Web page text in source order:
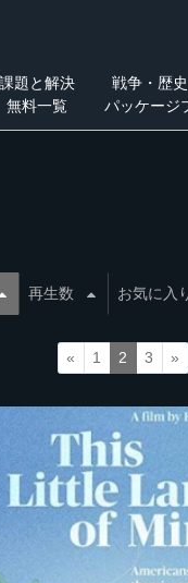
題と解決 戦争・歴史
無料一覧 パッケージ
再生数 お気に入
« 1 2 3 »